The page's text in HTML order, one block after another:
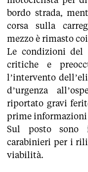
bordo strada,
corsa sulla
mezzo è rimasto
Le condizioni del
critiche e
l’intervento
d’urgenza
riportato gravi
prime informazioni
Sul posto sono
carabinieri per i
viabilità.